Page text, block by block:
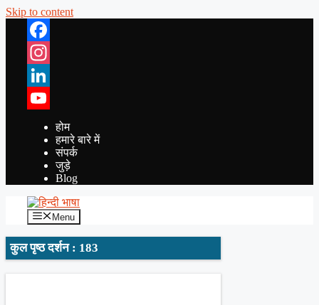
Skip to content
Facebook
Instagram
LinkedIn
YouTube
होम
हमारे बारे में
संपर्क
जुड़े
Blog
Menu
कुल पृष्ठ दर्शन : 183